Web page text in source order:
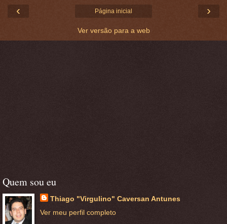
‹ ›
Página inicial
Ver versão para a web
Quem sou eu
Thiago "Virgulino" Caversan Antunes
Ver meu perfil completo